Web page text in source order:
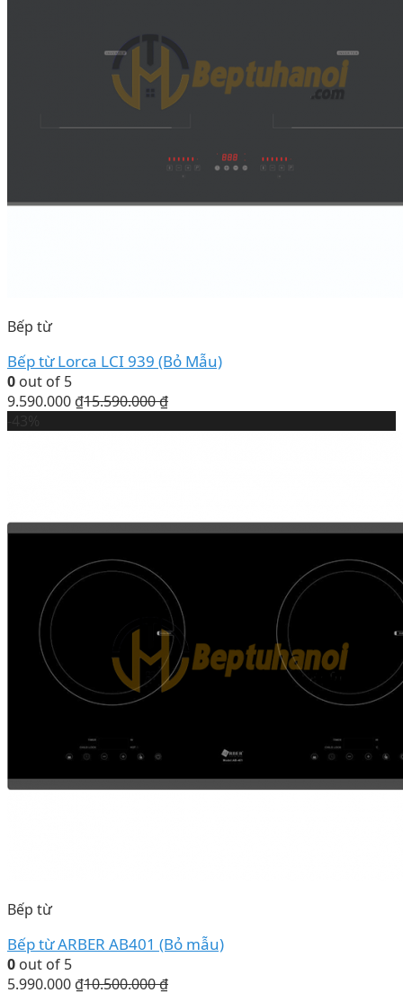
Bếp từ
Bếp từ Lorca LCI 939 (Bỏ Mẫu)
0 out of 5
9.590.000 ₫15.590.000₫
Bếp từ
Bếp từ ARBER AB401 (Bỏ mẫu)
0 out of 5
5.990.000 ₫10.500.000₫